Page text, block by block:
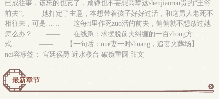
已成往事，该忘的也忘了，顾铮也不妄想高攀这shenjiaorou贵的“王爷
前夫”。 她打定了主意，本想带着孩子好好过活，和这男人老死不
相往来，可是…… 这每ri里作死zuo活的前夫，偏偏就不想放过她
怎么办？ —— 在线急：求摆脱前夫纠缠的一百zhong方
式…… —— 【一句话：nue妻一时shuang，追妻火葬场】
nei容标签： 宫廷侯爵 近水楼台 破镜重圆 甜文
最新章节